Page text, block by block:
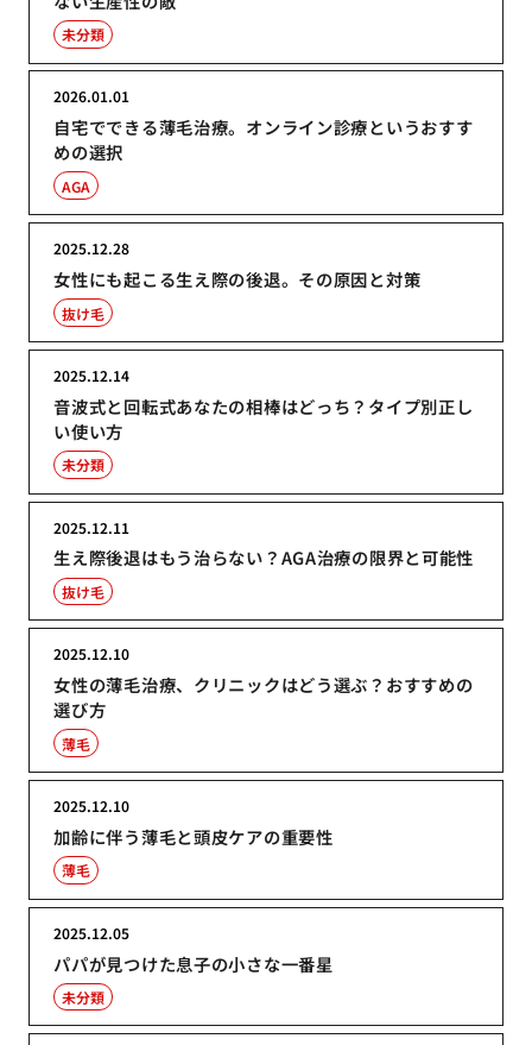
未分類
自宅でできる薄毛治療。オンライン診療というおすす
めの選択
2026.01.01
AGA
女性にも起こる生え際の後退。その原因と対策
2025.12.28
抜け毛
音波式と回転式あなたの相棒はどっち？タイプ別正し
い使い方
2025.12.14
未分類
生え際後退はもう治らない？AGA治療の限界と可能性
2025.12.11
抜け毛
女性の薄毛治療、クリニックはどう選ぶ？おすすめの
選び方
2025.12.10
薄毛
加齢に伴う薄毛と頭皮ケアの重要性
2025.12.10
薄毛
パパが見つけた息子の小さな一番星
2025.12.05
未分類